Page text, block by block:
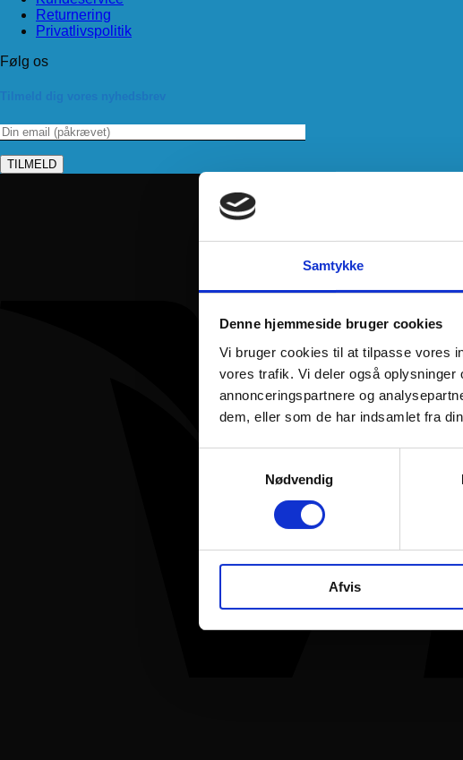
Samtykke
Denne hjemmeside bruger cookies
Vi bruger cookies til at tilpasse vores
vores trafik. Vi deler også oplysninger
annonceringspartnere og
dem, eller som de har indsamlet fra
Nødvendig
Afvis
Returnering
Privatlivspolitik
Følg os
Tilmeld dig vores nyhedsbrev